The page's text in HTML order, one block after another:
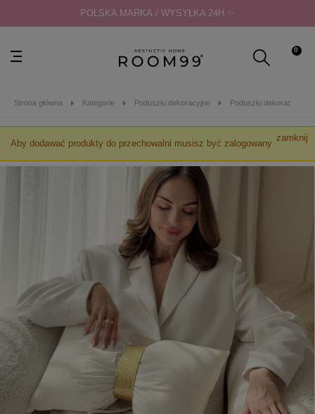
POLSKA MARKA / WYSYŁKA 24H ✨
0
Strona główna Kategorie Poduszki dekoracyjne Poduszki dekoracyjne
zamknij
Aby dodawać produkty do przechowalni musisz być zalogowany